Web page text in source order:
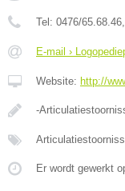
Tel: 0476/65.68.46
E-mail ›
Website: http://
-
Er wordt gewerkt